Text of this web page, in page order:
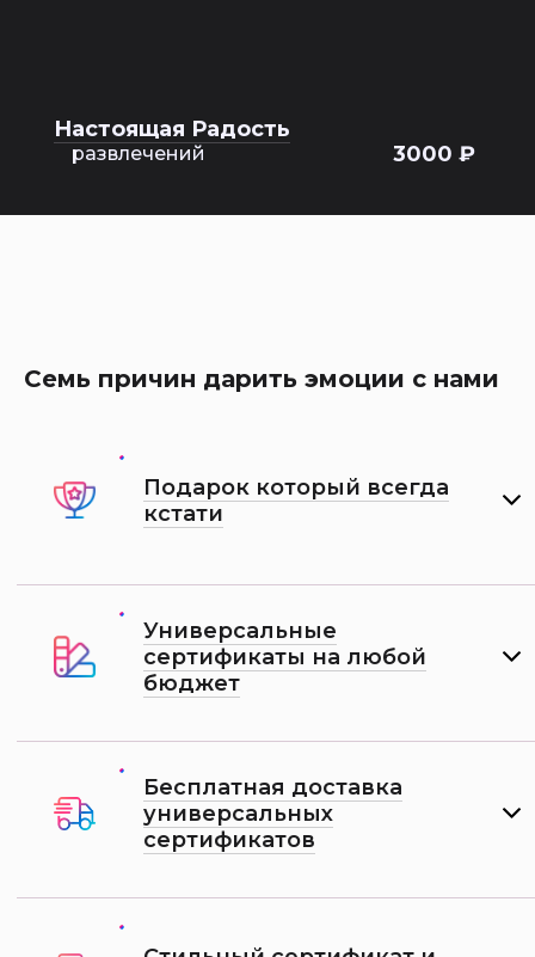
Настоящая Радость
развлечений 3000 ₽
Семь причин дарить эмоции с нами
Подарок который всегда
кстати
Универсальные
сертификаты на любой
бюджет
Бесплатная доставка
универсальных
сертификатов